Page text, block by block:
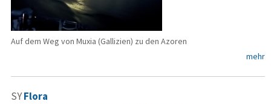
Auf dem Weg von Muxia (Gallizien) zu den Azoren
mehr
SYFlora